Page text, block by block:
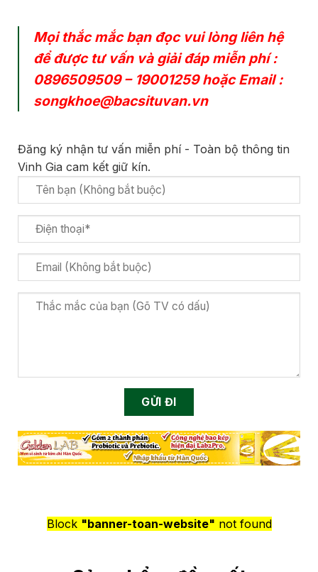
Mọi thắc mắc bạn đọc vui lòng liên hệ
để được tư vấn và giải đáp miễn phí :
0896509509– 19001259hoặc Email :
songkhoe@bacsituvan.vn
Đăng ký nhận tư vấn miễn phí - Toàn bộ thông tin
Vinh Gia cam kết giữ kín.
Block "banner-toan-website" not found